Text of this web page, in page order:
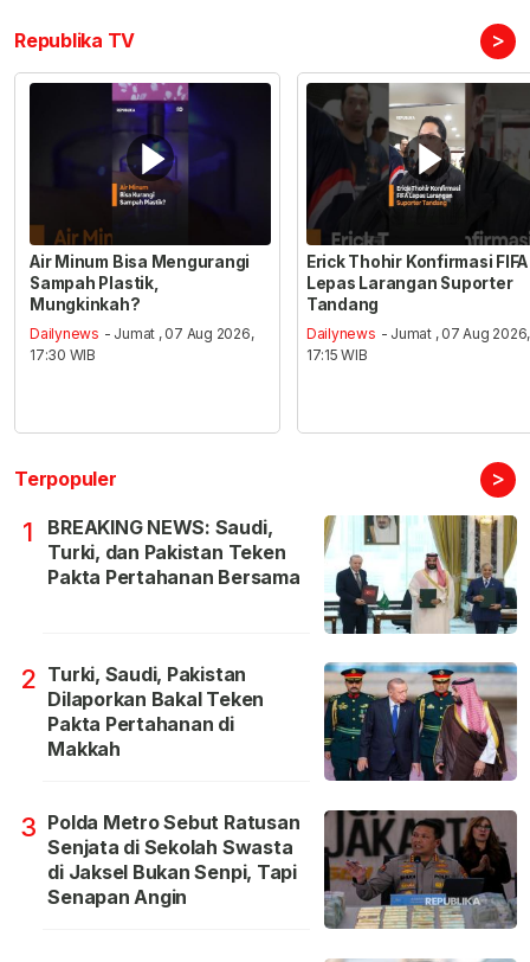
Republika TV >
Air Minum Bisa Mengurangi
Sampah Plastik,
Mungkinkah?
Dailynews - Jumat , 07 Aug 2026,
17:30 WIB
Erick Thohir Konfirmasi FIFA
Lepas Larangan Suporter
Tandang
Dailynews - Jumat , 07 Aug 2026,
17:15 WIB
Terpopuler >
1
BREAKING NEWS: Saudi,
Turki, dan Pakistan Teken
Pakta Pertahanan Bersama
2 Turki, Saudi, Pakistan
Dilaporkan Bakal Teken
Pakta Pertahanan di
Makkah
3 Polda Metro Sebut Ratusan
Senjata di Sekolah Swasta
di Jaksel Bukan Senpi, Tapi
Senapan Angin